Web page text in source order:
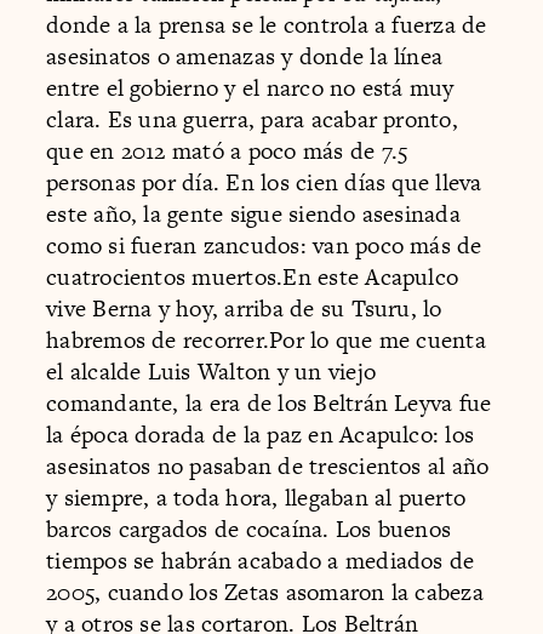
donde a la prensa se le controla a fuerza de
asesinatos o amenazas y donde la línea
entre el gobierno y el narco no está muy
clara. Es una guerra, para acabar pronto,
que en 2012 mató a poco más de 7.5
personas por día. En los cien días que lleva
este año, la gente sigue siendo asesinada
como si fueran zancudos: van poco más de
cuatrocientos muertos.En este Acapulco
vive Berna y hoy, arriba de su Tsuru, lo
habremos de recorrer.Por lo que me cuenta
el alcalde Luis Walton y un viejo
comandante, la era de los Beltrán Leyva fue
la época dorada de la paz en Acapulco: los
asesinatos no pasaban de trescientos al año
y siempre, a toda hora, llegaban al puerto
barcos cargados de cocaína. Los buenos
tiempos se habrán acabado a mediados de
2005, cuando los Zetas asomaron la cabeza
y a otros se las cortaron. Los Beltrán